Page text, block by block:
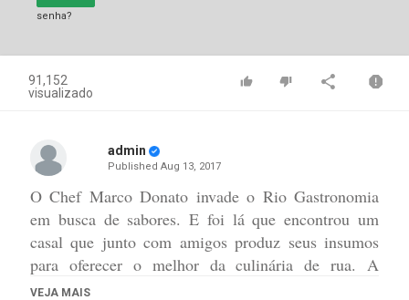
senha?
91,152
visualizado
admin
Published Aug 13, 2017
O Chef Marco Donato invade o Rio Gastronomia
em busca de sabores. E foi lá que encontrou um
casal que junto com amigos produz seus insumos
para oferecer o melhor da culinária de rua. A
"Curadoria" veio da Vila Isabel com uma proposta
VEJA MAIS